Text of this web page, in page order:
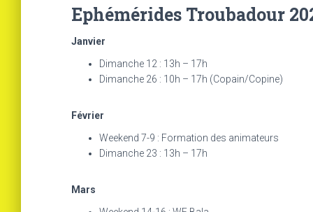
Ephémérides Troubadour
Janvier
Dimanche 12 : 13h – 17h
Dimanche 26 : 10h – 17h (Copain/Copine)
Février
Weekend 7-9 : Formation des animateurs
Dimanche 23 : 13h – 17h
Mars